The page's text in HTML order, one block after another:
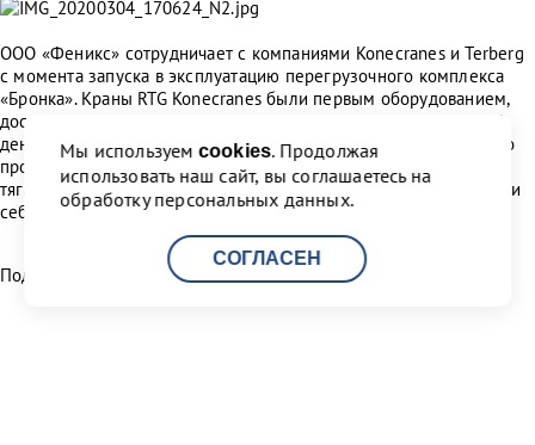
ООО «Феникс» сотрудничает с компаниями Konecranes и Terberg
с момента запуска в эксплуатацию перегрузочного комплекса
«Бронка». Краны RTG Konecranes были первым оборудованием,
доставленным летом 2015 года в новый порт. На сегодняшний
день ООО «Феникс» приобрело более 20 единиц техники этого
производителя. Также порт «Бронка» обслуживают более 30
тягачей от компании Terberg, которые хорошо зарекомендовали
себя в работе.
Поделиться:
Мы используем cookies. Продолжая
использовать наш сайт, вы соглашаетесь на
обработку персональных данных.
СОГЛАСЕН